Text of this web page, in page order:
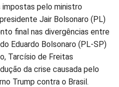
Compartilhar
no
Messenger
Compartilhar
no
Telegram
no
pelo ministro
Jair Bolsonaro (PL)
final nas divergências entre
Eduardo Bolsonaro (PL-SP)
Tarcísio de Freitas
da crise causada pelo
Trump contra o Brasil.